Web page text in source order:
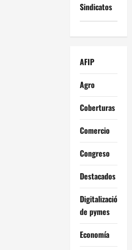
Sindicatos
AFIP
Agro
Coberturas
Comercio
Congreso
Destacados
Digitalización
de pymes
Economía